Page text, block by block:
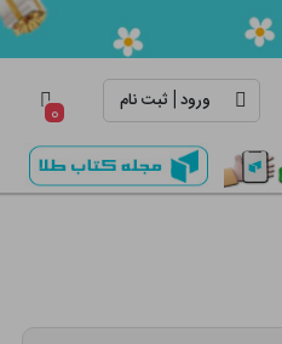
ورود| ثبت نام ۰